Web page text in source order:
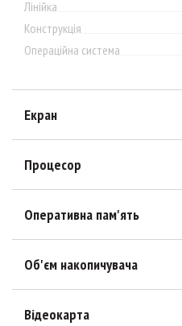
Лінійка
Конструкція
Операційна система
Екран
Процесор
Оперативна пам'ять
Об'єм накопичувача
Відеокарта